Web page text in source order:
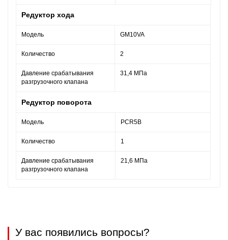
Редуктор хода
Модель GM10VA
Количество 2
Давление срабатывания
разгрузочного клапана
31,4 МПа
Редуктор поворота
Модель PCR5B
Количество 1
Давление срабатывания
разгрузочного клапана
21,6 МПа
У вас появились вопросы?